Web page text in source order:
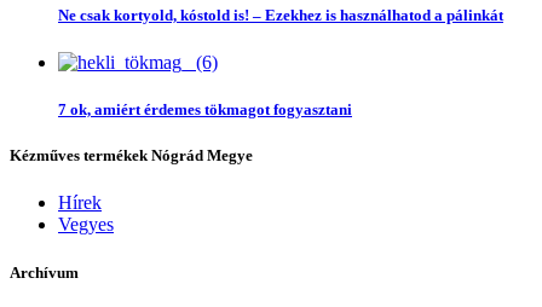
Ne csak kortyold, kóstold is! – Ezekhez is használhatod a pálinkát
7 ok, amiért érdemes tökmagot fogyasztani
Kézműves termékek Nógrád Megye
Hírek
Vegyes
Archívum